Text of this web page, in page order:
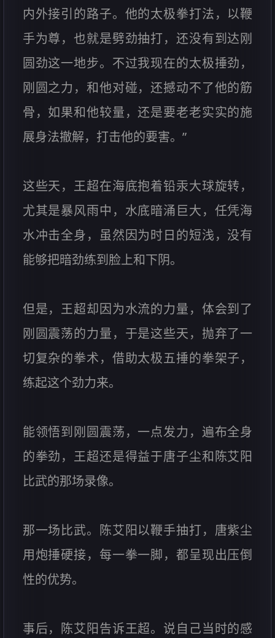
内外接引的路子。他的太极拳打法，以鞭
手为尊，也就是劈劲抽打，还没有到达刚
圆劲这一地步。不过我现在的太极捶劲，
刚圆之力，和他对碰，还撼动不了他的筋
骨，如果和他较量，还是要老老实实的施
展身法撤解，打击他的要害。”
这些天，王超在海底抱着铅汞大球旋转，
尤其是暴风雨中，水底暗涌巨大，任凭海
水冲击全身，虽然因为时日的短浅，没有
能够把暗劲练到脸上和下阴。
但是，王超却因为水流的力量，体会到了
刚圆震荡的力量，于是这些天，抛弃了一
切复杂的拳术，借助太极五捶的拳架子，
练起这个劲力来。
能领悟到刚圆震荡，一点发力，遍布全身
的拳劲，王超还是得益于唐子尘和陈艾阳
比武的那场录像。
那一场比武。陈艾阳以鞭手抽打，唐紫尘
用炮捶硬接，每一拳一脚，都呈现出压倒
性的优势。
事后，陈艾阳告诉王超。说自己当时的感